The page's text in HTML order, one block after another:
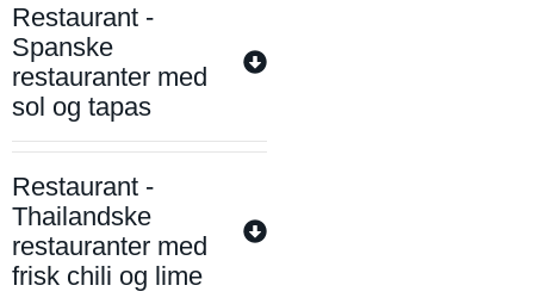
Restaurant -
Spanske
restauranter med
sol og tapas
Restaurant -
Thailandske
restauranter med
frisk chili og lime